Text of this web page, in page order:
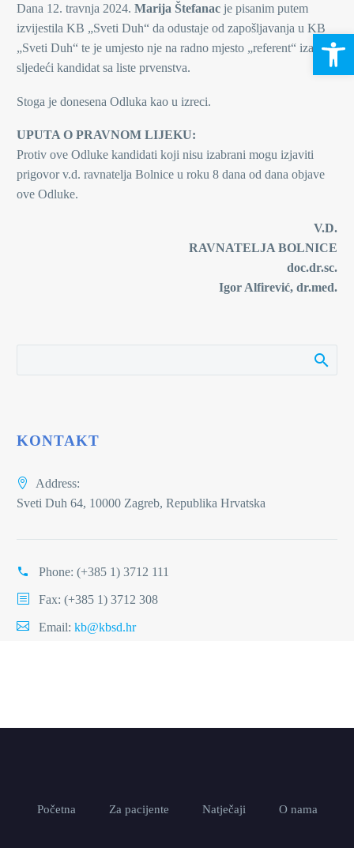
Dana 12. travnja 2024. Marija Štefanac je pisanim putem
izvijestila KB „Sveti Duh“ da odustaje od zapošljavanja u KB
„Sveti Duh“ te je umjesto nje na radno mjesto „referent“ izabran
sljedeći kandidat sa liste prvenstva.
Stoga je donesena Odluka kao u izreci.
UPUTA O PRAVNOM LIJEKU:
Protiv ove Odluke kandidati koji nisu izabrani mogu izjaviti
prigovor v.d. ravnatelja Bolnice u roku 8 dana od dana objave
ove Odluke.
V.D.
RAVNATELJA BOLNICE
doc.dr.sc.
Igor Alfirević, dr.med.
KONTAKT
Address:
Sveti Duh 64, 10000 Zagreb, Republika Hrvatska
Phone: (+385 1) 3712 111
Fax: (+385 1) 3712 308
Email: kb@kbsd.hr
Početna Za pacijente Natječaji O nama